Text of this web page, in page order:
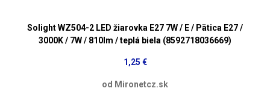
Solight WZ504-2 LED žiarovka E27 7W / E / Pätica E27 /
3000K / 7W / 810lm / teplá biela (8592718036669)
1,25 €
od Mironetcz.sk